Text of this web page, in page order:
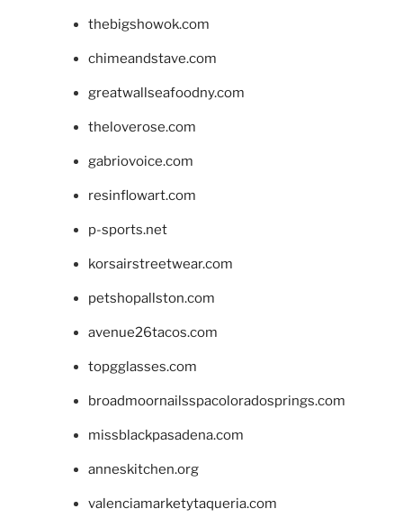
thebigshowok.com
chimeandstave.com
greatwallseafoodny.com
theloverose.com
gabriovoice.com
resinflowart.com
p-sports.net
korsairstreetwear.com
petshopallston.com
avenue26tacos.com
topgglasses.com
broadmoornailsspacoloradosprings.com
missblackpasadena.com
anneskitchen.org
valenciamarketytaqueria.com